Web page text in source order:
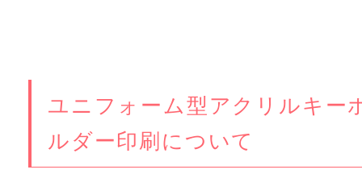
ユニフォーム型アクリルキー
ルダー印刷について